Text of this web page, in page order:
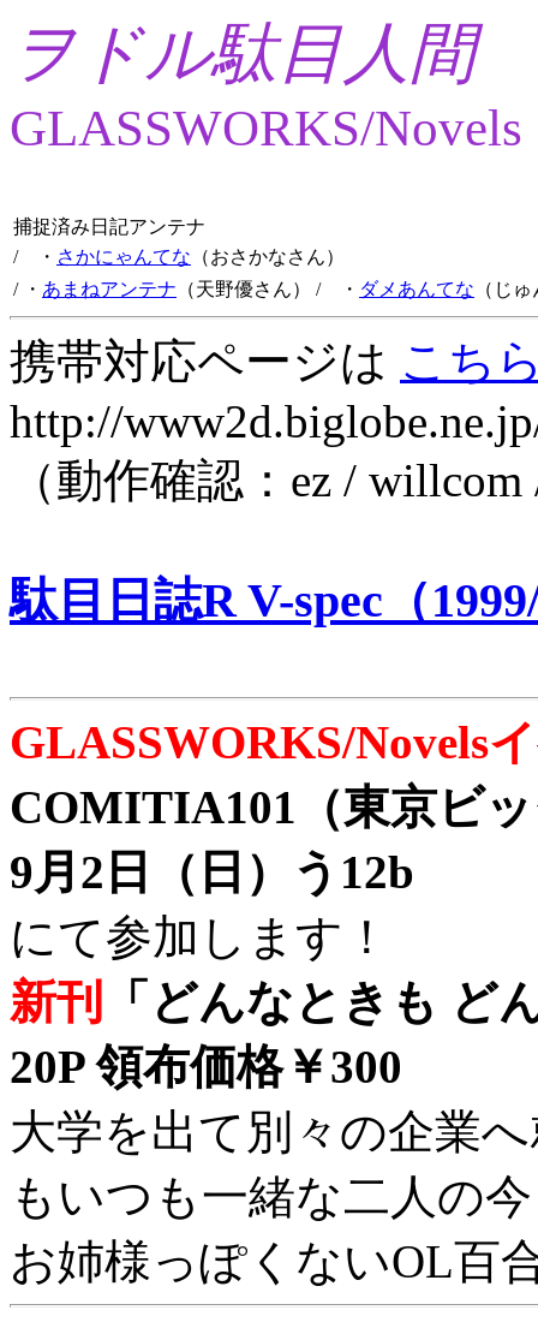
ヲドル駄目人間
GLASSWORKS/Novels
捕捉済み日記アンテナ
/ ・ さかにゃんてな （おさかなさん）
/ ・ あまねアンテナ （天野優さん） / ・ ダメあんてな （じ
携帯対応ページは こち
http://
（動作確認：ez /
駄目日誌R V-spec（
GLASSWORKS/Novels
COMITIA101（東京ビ
9月2日（日）う12b
にて参加します！
新刊
「どんなときも ど
20P 領布価格￥300
大学を出て別々の企業
もいつも一緒な二人の
お姉様っぽくないOL百